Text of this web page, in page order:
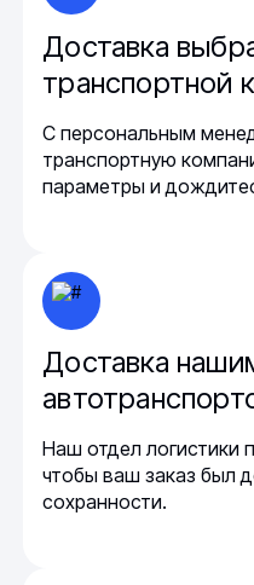
Доставка
транспортной
С персональным
транспортную
параметры и
Доставка
Наш отдел логистики
чтобы ваш заказ был
сохранности.